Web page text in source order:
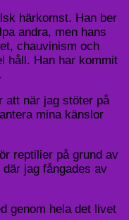
härkomst. Han ber
andra, men hans
chauvinism och
håll. Han har kommit
att när jag stöter på
mina känslor
reptilier på grund av
jag fångades av
genom hela det livet